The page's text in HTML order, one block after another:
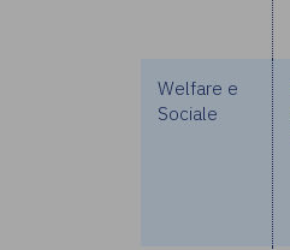
Welfare e
Sociale